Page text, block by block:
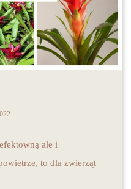
ale i
to dla zwierząt